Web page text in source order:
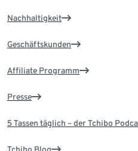
Nachhaltigkeit
Geschäftskunden
Affiliate Programm
Presse
5 Tassen täglich – der Tchibo